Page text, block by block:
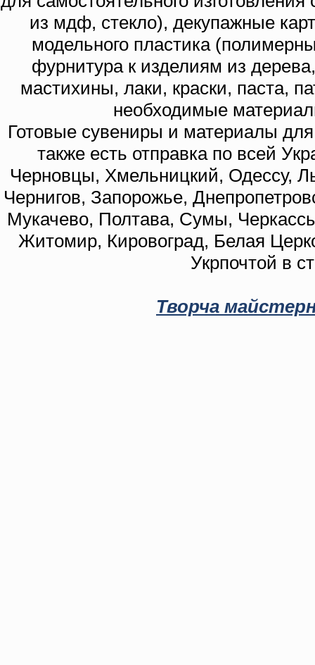
из мдф, стекло), декупажные
модельного пластика
фурнитура к изделиям из
мастихины, лаки, краски, паста,
необходимые
Готовые сувениры и материалы
также есть отправка по всей
Черновцы, Хмельницкий, Одессу,
Чернигов, Запорожье,
Мукачево, Полтава, Сумы,
Житомир, Кировоград, Белая
Укрпочтой в
Творча